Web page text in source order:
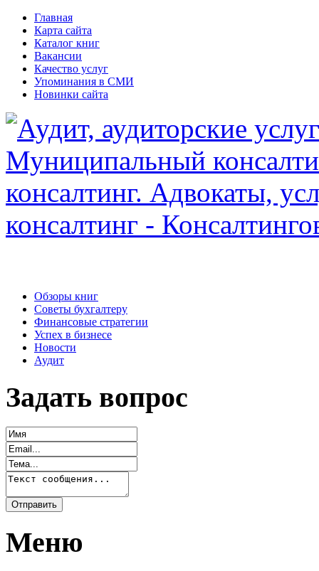
Главная
Карта сайта
Каталог книг
Вакансии
Качество услуг
Упоминания в СМИ
Новинки сайта
Обзоры книг
Советы бухгалтеру
Финансовые стратегии
Успех в бизнесе
Новости
Аудит
Задать вопрос
Меню